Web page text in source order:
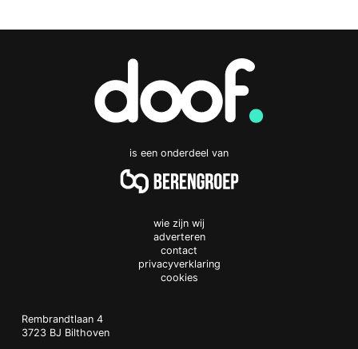
is een onderdeel van
wie zijn wij
adverteren
contact
privacyverklaring
cookies
Doof.nl
work
Rembrandtlaan 4
3723 BJ Bilthoven